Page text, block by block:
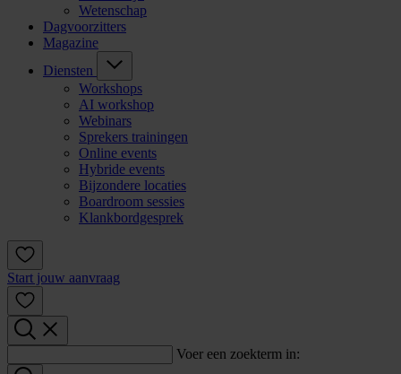
Wetenschap
Dagvoorzitters
Magazine
Diensten
Workshops
AI workshop
Webinars
Sprekers trainingen
Online events
Hybride events
Bijzondere locaties
Boardroom sessies
Klankbordgesprek
Start jouw aanvraag
Voer een zoekterm in: